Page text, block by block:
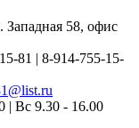
58, офис
81 | 8-914-755-15-
| Вс 9.30 - 16.00